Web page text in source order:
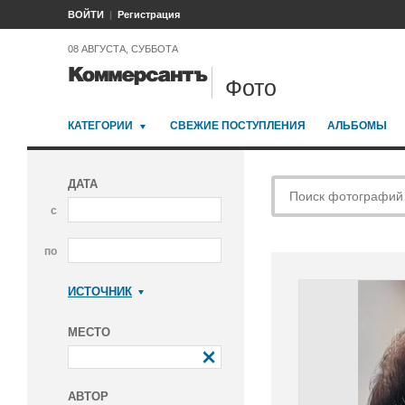
ВОЙТИ Регистрация
08 АВГУСТА, СУББОТА
Фото
КАТЕГОРИИ СВЕЖИЕ ПОСТУПЛЕНИЯ АЛЬБОМЫ
ДАТА
с
по
ИСТОЧНИК
МЕСТО
АВТОР